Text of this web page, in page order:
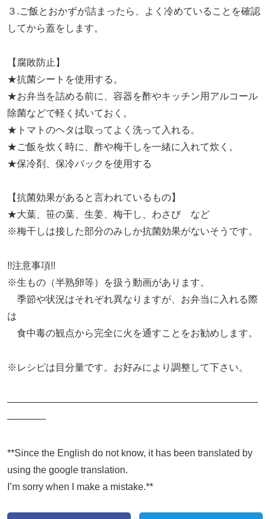
３.ご飯とおかずが詰まったら、よく冷めていることを確認
してから蓋をします。
【腐敗防止】
★抗菌シートを使用する。
★お弁当を詰める前に、容器を酢やキッチン用アルコール
除菌などで軽く拭いておく。
★トマトのヘタは取ってよく洗って入れる。
★ご飯を炊く時に、酢や梅干しを一緒に入れて炊く。
★保冷剤、保冷バックを使用する
【抗菌効果があると言われているもの】
★大葉、笹の葉、生姜、梅干し、わさび など
※梅干しは接した部分のみしか抗菌効果がないそうです。
!!注意事項!!
※生もの（半熟卵等）を扱う動画があります。
季節や状況はそれぞれ異なりますが、お弁当に入れる際
は
食中毒の観点から完全に火を通すことをお勧めします。
※レシピは目分量です。お好みにより調整して下さい。
——————————————————————————
————
**Since the English do not know, it has been translated by
using the google translation.
I’m sorry when I make a mistake.**